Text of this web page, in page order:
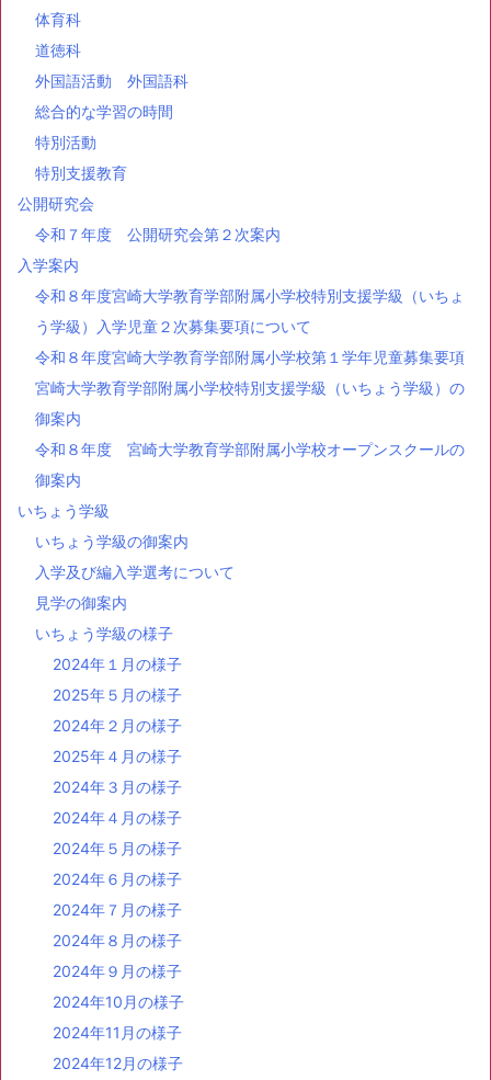
体育科
道徳科
外国語活動 外国語科
総合的な学習の時間
特別活動
特別支援教育
公開研究会
令和７年度 公開研究会第２次案内
入学案内
令和８年度宮崎大学教育学部附属小学校特別支援学級（いちょ
う学級）入学児童２次募集要項について
令和８年度宮崎大学教育学部附属小学校第１学年児童募集要項
宮崎大学教育学部附属小学校特別支援学級（いちょう学級）の
御案内
令和８年度 宮崎大学教育学部附属小学校オープンスクールの
御案内
いちょう学級
いちょう学級の御案内
入学及び編入学選考について
見学の御案内
いちょう学級の様子
2024年１月の様子
2025年５月の様子
2024年２月の様子
2025年４月の様子
2024年３月の様子
2024年４月の様子
2024年５月の様子
2024年６月の様子
2024年７月の様子
2024年８月の様子
2024年９月の様子
2024年10月の様子
2024年11月の様子
2024年12月の様子